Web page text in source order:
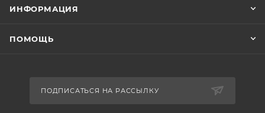
ИНФОРМАЦИЯ
ПОМОЩЬ
ПОДПИСАТЬСЯ НА РАССЫЛКУ